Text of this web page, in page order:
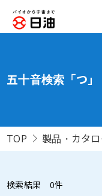
五十音検索「つ」
TOP 製品・カタ
検索結果 0件